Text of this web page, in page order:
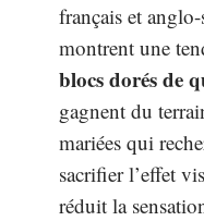
français et
montrent une
blocs dorés de
gagnent du
mariées qui
sacrifier l’effet
réduit la